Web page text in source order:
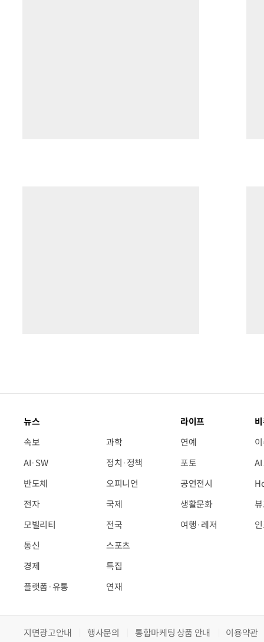
뉴스
속보
AI·SW
반도체
전자
모빌리티
통신
경제
플랫폼·유통
과학
정치·정책
오피니언
국제
전국
스포츠
특집
연재
라이프
연예
포토
공연전시
생활문화
여행·레저
지면광고안내 행사문의 통합마케팅 상품 안내 이용약관